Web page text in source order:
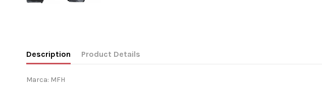
Description Product Details
Marca: MFH